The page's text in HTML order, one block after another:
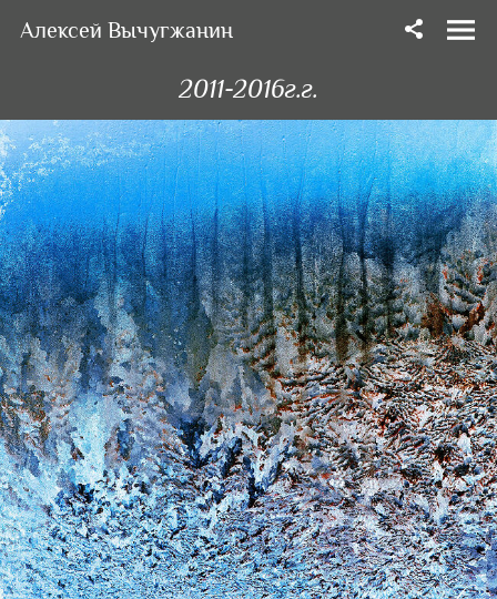
Алексей Вычугжанин
2011-2016г.г.